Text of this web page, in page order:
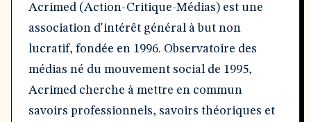
Acrimed (Action-Critique-Médias) est une
association d'intérêt général à but non
lucratif, fondée en 1996. Observatoire des
médias né du mouvement social de 1995,
Acrimed cherche à mettre en commun
savoirs professionnels, savoirs théoriques et